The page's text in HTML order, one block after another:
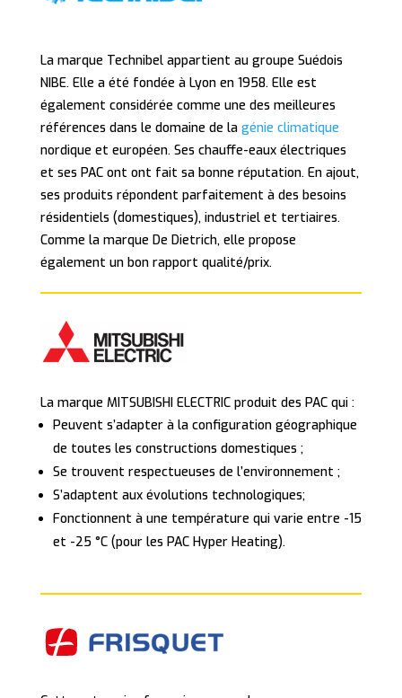
La marque Technibel appartient au groupe Suédois
NIBE. Elle a été fondée à Lyon en 1958. Elle est
également considérée comme une des meilleures
références dans le domaine de la génie climatique
nordique et européen. Ses chauffe-eaux électriques
et ses PAC ont ont fait sa bonne réputation. En ajout,
ses produits répondent parfaitement à des besoins
résidentiels (domestiques), industriel et tertiaires.
Comme la marque De Dietrich, elle propose
également un bon rapport qualité/prix.
La marque MITSUBISHI ELECTRIC produit des PAC qui :
Peuvent s’adapter à la configuration géographique
de toutes les constructions domestiques ;
Se trouvent respectueuses de l’environnement ;
S’adaptent aux évolutions technologiques;
Fonctionnent à une température qui varie entre -15
et -25 °C (pour les PAC Hyper Heating).